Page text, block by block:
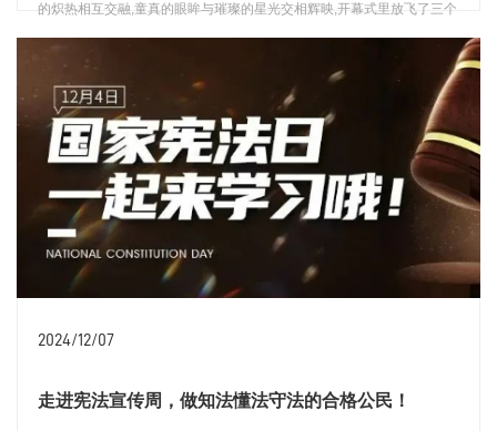
的炽热相互交融,童真的眼眸与璀璨的星光交相辉映,开幕式里放飞了三个
梦想,讲述了一个“冰雪逐梦,童行未来”的温暖故事。
查看详情
2024/12/07
走进宪法宣传周，做知法懂法守法的合格公民！